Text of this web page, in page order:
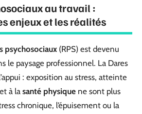
au travail :
enjeux et les réalités
psychosociaux (RPS) est devenu
le paysage professionnel. La Dares
: exposition au stress, atteinte
et à la santé physique ne sont plus
chronique, l’épuisement ou la